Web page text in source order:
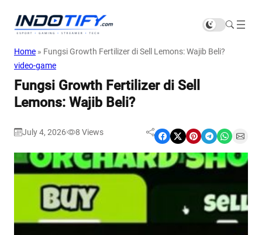
Home » Fungsi Growth Fertilizer di Sell Lemons: Wajib Beli?
video-game
Fungsi Growth Fertilizer di Sell
Lemons: Wajib Beli?
July 4, 2026 8 Views Share on Facebook Share on X Share on Pinterest Share on Telegram Share on WhatsApp Share on Email